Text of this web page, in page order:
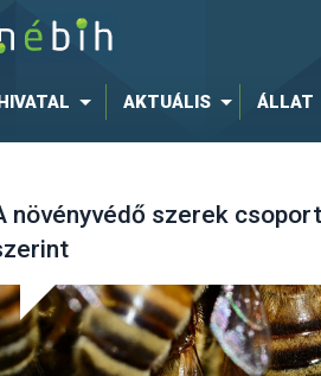
AKTUÁLIS ÁLLAT
növényvédő szerek